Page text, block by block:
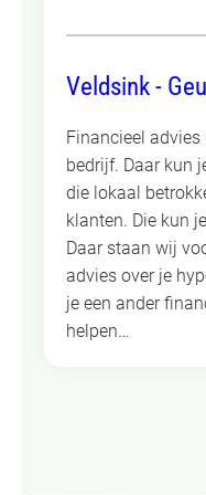
Veldsink -
Financieel
bedrijf. Daar kun
die lokaal
klanten. Die kun
Daar staan wij
advies over je
je een ander
helpen…